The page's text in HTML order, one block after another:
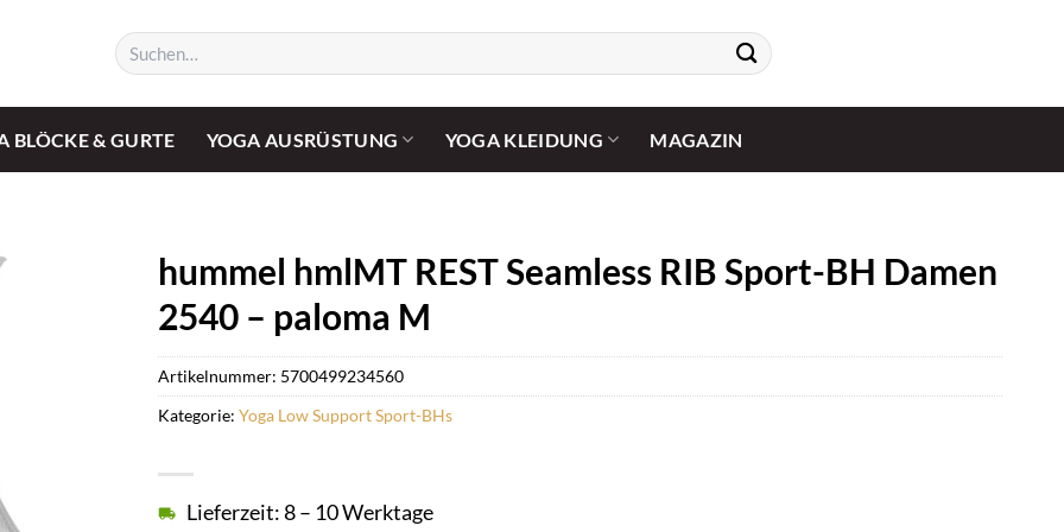
Suchen
nach:
BLÖCKE & GURTE YOGA AUSRÜSTUNG YOGA KLEIDUNG MAGAZIN
hummel hmlMT REST Seamless RIB Sport-BH Damen
2540 – paloma M
Lieferzeit: 8 – 10 Werktage
Artikelnummer: 5700499234560
Kategorie:Yoga Low Support Sport-BHs